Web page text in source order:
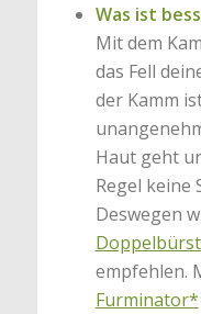
Was ist
Mit dem
das Fell
der Kamm
Haut geht
Regel keine
Deswegen
empfehlen.
Furminator*